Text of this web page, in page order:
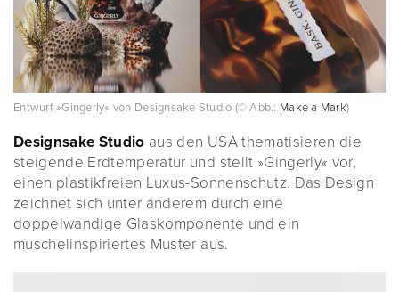
Entwurf »Gingerly« von Designsake Studio (© Abb.: Make a Mark)
Designsake Studio aus den USA thematisieren die
steigende Erdtemperatur und stellt »Gingerly« vor,
einen plastikfreien Luxus-Sonnenschutz. Das Design
zeichnet sich unter anderem durch eine
doppelwandige Glaskomponente und ein
muschelinspiriertes Muster aus.